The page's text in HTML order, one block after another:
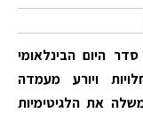
היום הבינלאומי
ויורע מעמדה
את הלגיטימיות